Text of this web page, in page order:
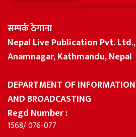
सम्पर्क ठेगाना
Nepal Live Publication Pvt. Ltd.,
Anamnagar, Kathmandu, Nepal
DEPARTMENT OF INFORMATION
AND BROADCASTING
Regd Number :
1568/ 076-077